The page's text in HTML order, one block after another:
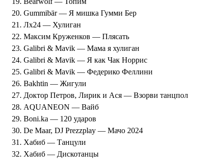
Gummibär — Я мишка Гумми Бер
Лх24 — Хулиган
Максим Круженков — Плясать
Galibri & Mavik — Мама я хулиган
Galibri & Mavik — Я как Чак Норрис
Galibri & Mavik — Федерико Феллини
Bakhtin — Жигули
Доктор Петров, Лирик и Ася — Взорви танцпол
AQUANEON — Вайб
Boni.ka — 120 ударов
De Maar, DJ Prezzplay — Мачо 2024
Хабиб — Танцули
Хабиб — Дискотанцы